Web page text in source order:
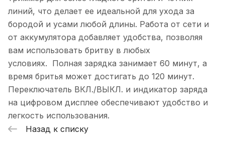
линий, что делает ее идеальной для ухода за
бородой и усами любой длины. Работа от сети и
от аккумулятора добавляет удобства, позволяя
вам использовать бритву в любых
условиях. Полная зарядка занимает 60 минут, а
время бритья может достигать до 120 минут.
Переключатель ВКЛ./ВЫКЛ. и индикатор заряда
на цифровом дисплее обеспечивают удобство и
легкость использования.
Назад к списку